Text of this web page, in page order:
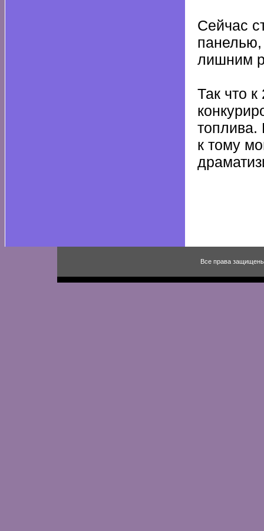
Сейчас
панелью,
лишним
Так что
топлива.
к тому
Все права